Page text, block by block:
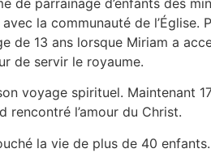
la communauté de l’Église.
de 13 ans lorsque Miriam a
de servir le royaume.
voyage spirituel. Maintenant
rencontré l’amour du Christ.
la vie de plus de 40 enfants.